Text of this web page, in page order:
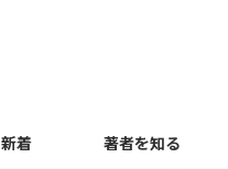
新着 著者を知る